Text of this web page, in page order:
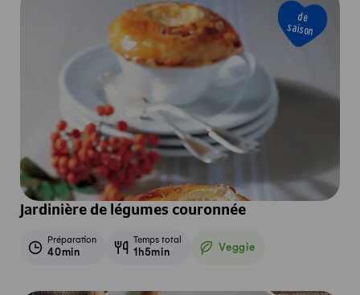
de
saison
Jardinière de légumes couronnée
Préparation
40min
Temps total
1h5min Veggie
Veggie